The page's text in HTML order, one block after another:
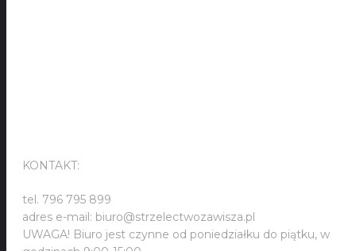
KONTAKT:
tel. 796 795 899
adres e-mail: biuro@strzelectwozawisza.pl
UWAGA! Biuro jest czynne od poniedziałku do piątku, w